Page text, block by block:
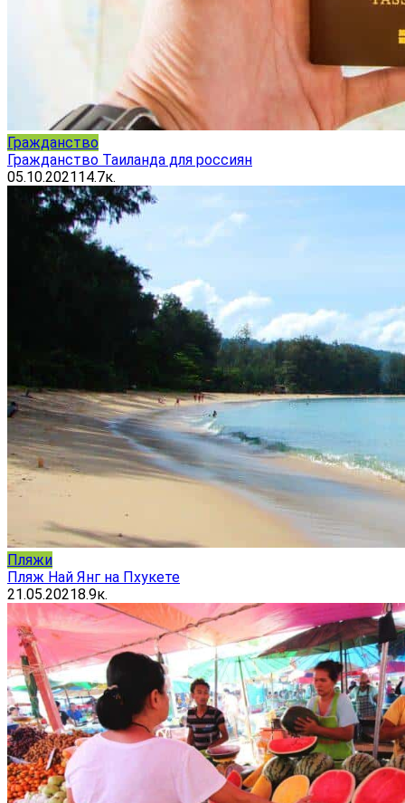
Гражданство
Гражданство Таиланда для россиян
05.10.202114.7к.
Пляжи
Пляж Най Янг на Пхукете
21.05.20218.9к.